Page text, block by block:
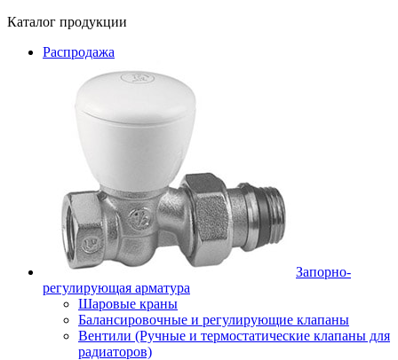
Каталог продукции
Распродажа
Запорно-
регулирующая арматура
Шаровые краны
Балансировочные и регулирующие клапаны
Вентили (Ручные и термостатические клапаны для
радиаторов)